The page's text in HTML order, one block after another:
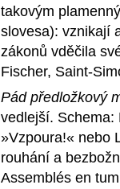
takovým
slovesa): vznikají
zákonů vděčila
Fischer, Saint-
Pád předložkový
vedlejší. Schema:
»Vzpoura!« nebo
rouhání a
Assemblés en